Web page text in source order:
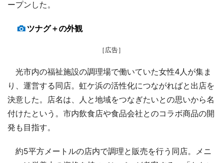
ープンした。
ツナグ＋の外観
［広告］
光市内の福祉施設の調理場で働いていた女性4人が集ま
り、運営する同店。虹ケ浜の活性化につながればと出店を
決意した。店名は、人と地域をつなぎたいとの思いから名
付けたという。市内飲食店や食品会社とのコラボ商品の開
発も目指す。
約5平方メートルの店内で調理と販売を行う同店。メニ